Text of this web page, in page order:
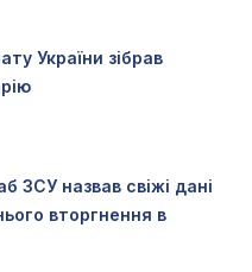
України зібрав
ЗСУ назвав свіжі дані
вторгнення в